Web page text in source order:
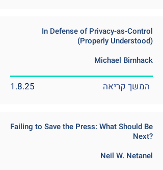
In Defense of Privacy-as-Control
(Properly Understood)
Michael Birnhack
המשך קריאה 1.8.25
Failing to Save the Press: What Should Be
Next?
Neil W. Netanel